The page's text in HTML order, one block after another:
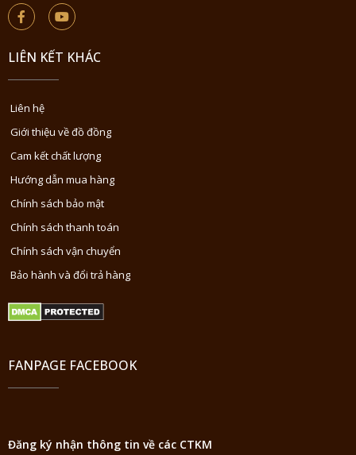
LIÊN KẾT KHÁC
Liên hệ
Giới thiệu về đồ đồng
Cam kết chất lượng
Hướng dẫn mua hàng
Chính sách bảo mật
Chính sách thanh toán
Chính sách vận chuyển
Bảo hành và đổi trả hàng
FANPAGE FACEBOOK
Đăng ký nhận thông tin về các CTKM